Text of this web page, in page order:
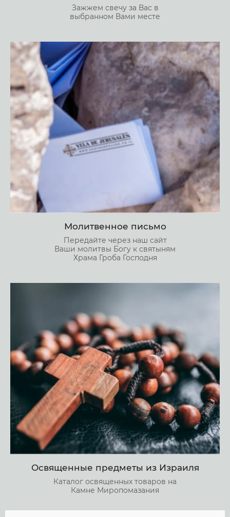
Зажжем свечу за Вас в
выбранном Вами месте
Молитвенное письмо
Передайте через наш сайт
Ваши молитвы Богу к святыням
Храма Гроба Господня
Освященные предметы из Израиля
Каталог освященных товаров на
Камне Миропомазания